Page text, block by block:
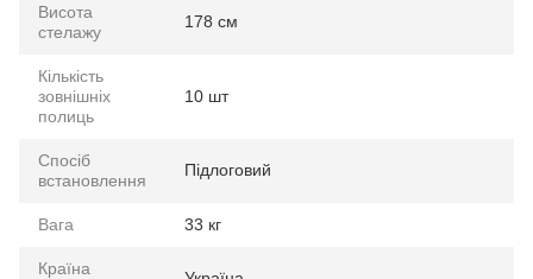
Висота
стелажу
178 см
Кількість
зовнішніх
полиць
10 шт
Спосіб
встановлення
Підлоговий
Вага 33 кг
Країна